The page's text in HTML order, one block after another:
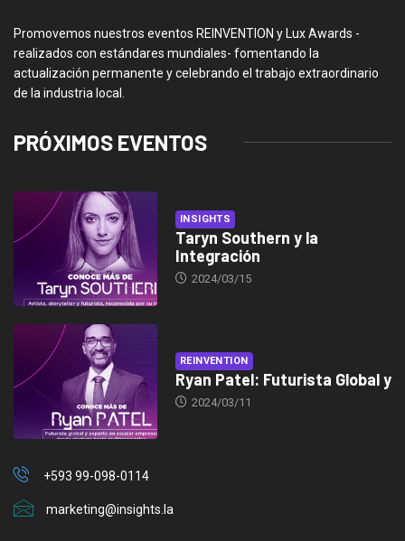
Promovemos nuestros eventos REINVENTION y Lux Awards -
realizados con estándares mundiales- fomentando la
actualización permanente y celebrando el trabajo extraordinario
de la industria local.
PRÓXIMOS EVENTOS
INSIGHTS
Taryn Southern y la
Integración
2024/03/15
REINVENTION
Ryan Patel: Futurista Global y
2024/03/11
+593 99-098-0114
marketing@insights.la